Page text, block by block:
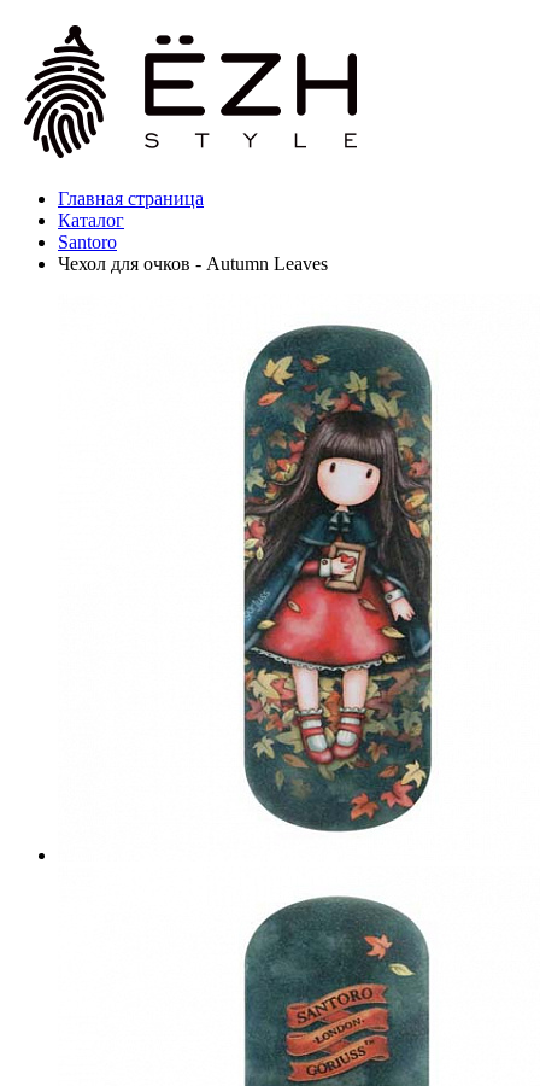
Главная страница
Каталог
Santoro
Чехол для очков - Autumn Leaves